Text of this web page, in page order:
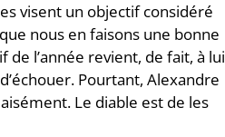
visent un objectif considéré
nous en faisons une bonne
l’année revient, de fait, à lui
Pourtant, Alexandre
Le diable est de les